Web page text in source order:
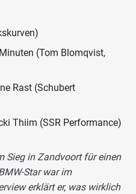
(Tom Blomqvist,
Rast (Schubert
Thiim (SSR Performance)
Sieg in Zandvoort für einen
Star war im
erklärt er, was wirklich